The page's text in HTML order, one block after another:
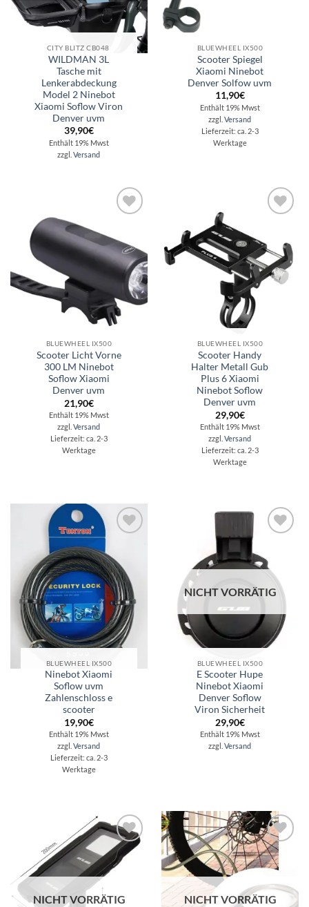
CITY BLITZ CB048
WILDMAN 3L
Tasche mit
Lenkerabdeckung
Model 2 Ninebot
Xiaomi Soflow Viron
Denver uvm
39,90€
Enthält 19% Mwst
zzgl.Versand
BLUEWHEEL IX500
Scooter Spiegel
Xiaomi Ninebot
Denver Solfow uvm
11,90€
Enthält 19% Mwst
zzgl.Versand
Lieferzeit: ca. 2-3
Werktage
Wunschliste
BLUEWHEEL IX500
Scooter Licht Vorne
300 LM Ninebot
Soflow Xiaomi
Denver uvm
21,90€
Enthält 19% Mwst
zzgl.Versand
Lieferzeit: ca. 2-3
Werktage
Wunschliste
BLUEWHEEL IX500
Scooter Handy
Halter Metall Gub
Plus 6 Xiaomi
Ninebot Soflow
Denver uvm
29,90€
Enthält 19% Mwst
zzgl.Versand
Lieferzeit: ca. 2-3
Werktage
Auf die
Wunschliste
BLUEWHEEL IX500
Ninebot Xiaomi
Soflow uvm
Zahlenschloss e
scooter
19,90€
Enthält 19% Mwst
zzgl.Versand
Lieferzeit: ca. 2-3
Werktage
Wunschliste
NICHT VORRÄTIG
BLUEWHEEL IX500
E Scooter Hupe
Ninebot Xiaomi
Denver Soflow
Viron Sicherheit
29,90€
Enthält 19% Mwst
zzgl.Versand
Auf die
Wunschliste
NICHT VORRÄTIG
Auf die
Wunschliste
NICHT VORRÄTIG